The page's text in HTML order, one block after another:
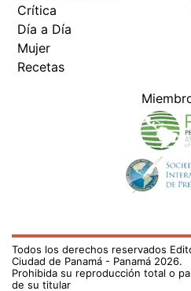
Crítica
Día a Día
Mujer
Recetas
Todos los derechos reservados
Ciudad de Panamá - Panamá 2026.
Prohibida su reproducción total o
de su titular